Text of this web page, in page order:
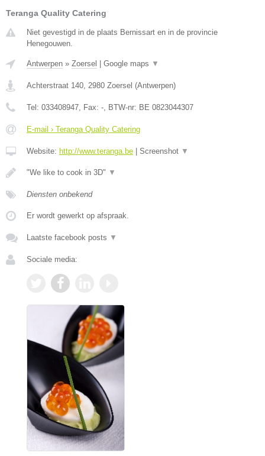
Teranga Quality Catering
Niet gevestigd in de plaats Bernissart en in de provincie
Henegouwen.
Antwerpen » Zoersel | Google maps ▼
Achterstraat 140 2980 Zoersel (Antwerpen)
Tel: 033408947 , Fax: - , BTW-nr: BE 0823044307
E-mail › Teranga Quality Catering
Website: http://www.teranga.be | Screenshot ▼
"We like to cook in 3D" ▼
Diensten onbekend
Er wordt gewerkt op afspraak.
Laatste facebook posts ▼
Sociale media: